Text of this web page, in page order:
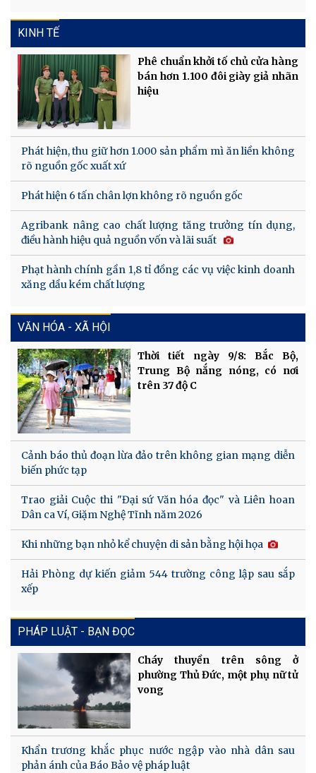
KINH TẾ
Phê chuẩn khởi tố chủ cửa hàng
bán hơn 1.100 đôi giày giả nhãn
hiệu
Phát hiện, thu giữ hơn 1.000 sản phẩm mì ăn liền không
rõ nguồn gốc xuất xứ
Phát hiện 6 tấn chân lợn không rõ nguồn gốc
Agribank nâng cao chất lượng tăng trưởng tín dụng,
điều hành hiệu quả nguồn vốn và lãi suất
Phạt hành chính gần 1,8 tỉ đồng các vụ việc kinh doanh
xăng dầu kém chất lượng
VĂN HÓA - XÃ HỘI
Thời tiết ngày 9/8: Bắc Bộ,
Trung Bộ nắng nóng, có nơi
trên 37 độ C
Cảnh báo thủ đoạn lừa đảo trên không gian mạng diễn
biến phức tạp
Trao giải Cuộc thi "Đại sứ Văn hóa đọc" và Liên hoan
Dân ca Ví, Giặm Nghệ Tĩnh năm 2026
Khi những bạn nhỏ kể chuyện di sản bằng hội họa
Hải Phòng dự kiến giảm 544 trường công lập sau sắp
xếp
PHÁP LUẬT - BẠN ĐỌC
Cháy thuyền trên sông ở
phường Thủ Đức, một phụ nữ tử
vong
Khẩn trương khắc phục nước ngập vào nhà dân sau
phản ánh của Báo Bảo vệ pháp luật